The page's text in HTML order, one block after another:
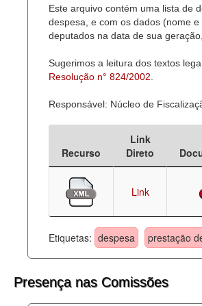
Este arquivo contém uma lista de
despesa, e com os dados (nome
deputados na data de sua
Sugerimos a leitura dos textos
Resolução n° 824/2002
Responsável: Núcleo de
Recurso
Link
Direto
Link
Etiquetas: despesa prestação
Presença nas Comissões